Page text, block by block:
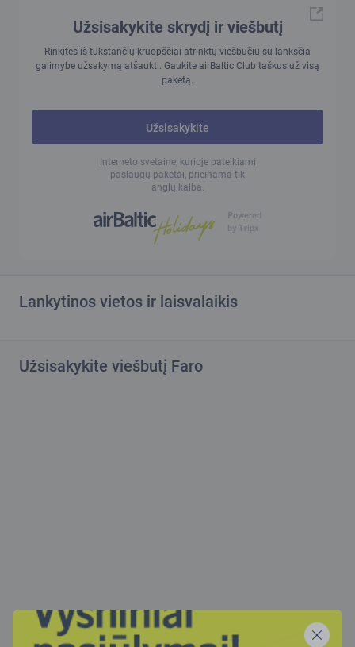
Užsisakykite skrydį ir viešbutį
Rinkitės iš tūkstančių kruopščiai atrinktų viešbučių su lanksčia
galimybe užsakymą atšaukti. Gaukite airBaltic Club taškus už visą
paketą.
Užsisakykite
Interneto svetainė, kurioje pateikiami
paslaugų paketai, prieinama tik
anglų kalba.
Lankytinos vietos ir laisvalaikis
Užsisakykite viešbutį Faro